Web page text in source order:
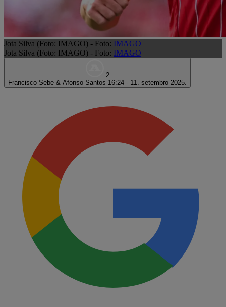
Jota Silva (Foto: IMAGO) - Foto: IMAGO
Jota Silva (Foto: IMAGO) - Foto: IMAGO
2
Francisco Sebe & Afonso Santos 16:24 - 11. setembro 2025.